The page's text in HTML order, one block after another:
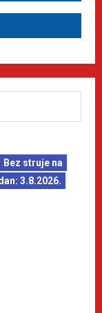
Bez struje na
3.8.2026.